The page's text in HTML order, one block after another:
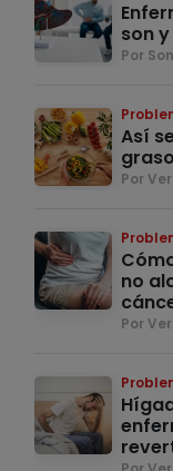
son
Por
Así
Por
no
Por